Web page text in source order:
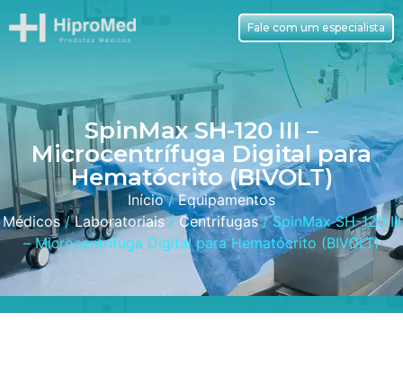
Fale com um especialista
SpinMax SH-120 III –
Microcentrífuga Digital para
Hematócrito (BIVOLT)
Início/Equipamentos
Médicos/Laboratoriais/Centrifugas/ SpinMax SH-120 III
– Microcentrífuga Digital para Hematócrito (BIVOLT)